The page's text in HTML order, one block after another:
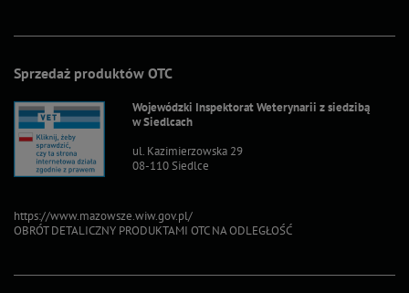
Sprzedaż produktów OTC
Wojewódzki Inspektorat Weterynarii z siedzibą
w Siedlcach
ul. Kazimierzowska 29
08-110 Siedlce
https://www.mazowsze.wiw.gov.pl/
OBRÓT DETALICZNY PRODUKTAMI OTC NA ODLEGŁOŚĆ